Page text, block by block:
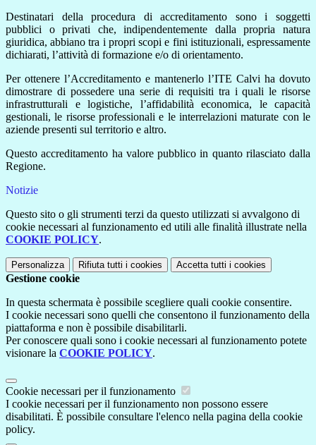
Destinatari della procedura di accreditamento sono i soggetti
pubblici o privati che, indipendentemente dalla propria natura
giuridica, abbiano tra i propri scopi e fini istituzionali, espressamente
dichiarati, l’attività di formazione e/o di orientamento.
Per ottenere l’Accreditamento e mantenerlo l’ITE Calvi ha dovuto
dimostrare di possedere una serie di requisiti tra i quali le risorse
infrastrutturali e logistiche, l’affidabilità economica, le capacità
gestionali, le risorse professionali e le interrelazioni maturate con le
aziende presenti sul territorio e altro.
Questo accreditamento ha valore pubblico in quanto rilasciato dalla
Regione.
Notizie
Questo sito o gli strumenti terzi da questo utilizzati si avvalgono di
cookie necessari al funzionamento ed utili alle finalità illustrate nella
COOKIE POLICY.
Personalizza Rifiuta tutti i cookies Accetta tutti i cookies
Gestione cookie
In questa schermata è possibile scegliere quali cookie consentire.
I cookie necessari sono quelli che consentono il funzionamento della
piattaforma e non è possibile disabilitarli.
Per conoscere quali sono i cookie necessari al funzionamento potete
visionare la COOKIE POLICY.
Cookie necessari per il funzionamento
I cookie necessari per il funzionamento non possono essere
disabilitati. È possibile consultare l'elenco nella pagina della cookie
policy.